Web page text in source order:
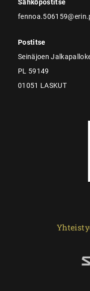
Sähköpostitse
Postitse
Seinäjoen
PL 59149
01051 LASKUT